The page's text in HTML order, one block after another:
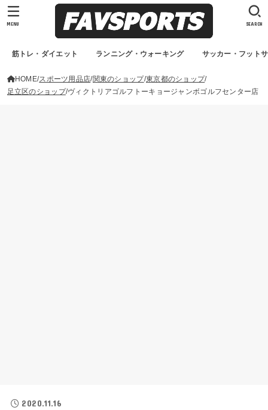
筋トレ・ダイエット ランニング・ウォーキング サッカー・フット
SEARCH
MENU
HOME スポーツ用品店 関東のショップ 東京都のショップ
足立区のショップ ヴィクトリアゴルフトーキョージャンボゴルフセンター店
2020.11.16